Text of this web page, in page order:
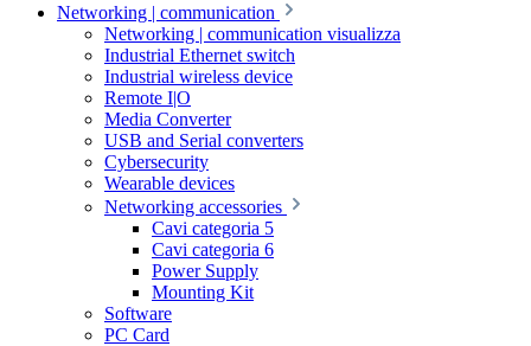
Networking | communication
Networking | communication visualizza
Industrial Ethernet switch
Industrial wireless device
Remote I|O
Media Converter
USB and Serial converters
Cybersecurity
Wearable devices
Networking accessories
Cavi categoria 5
Cavi categoria 6
Power Supply
Mounting Kit
Software
PC Card